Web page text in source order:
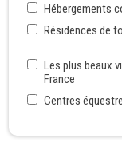
Hébergements
Résidences de
Les plus beaux
France
Centres